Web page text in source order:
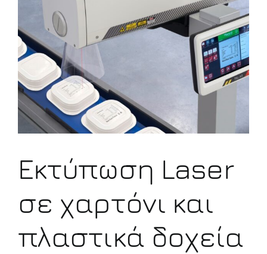
εικόνας
Εκτύπωση Laser
σε χαρτόνι και
πλαστικά δοχεία